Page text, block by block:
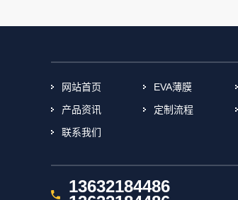
网站首页 EVA薄膜
产品资讯
定制流程
联系我们
13632184486